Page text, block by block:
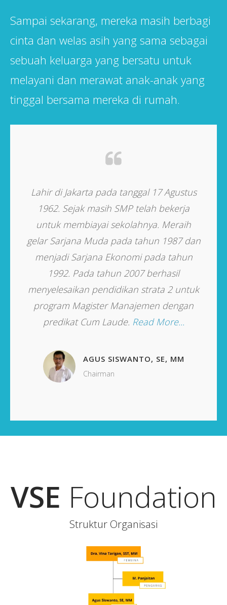
Sampai sekarang, mereka masih berbagi
cinta dan welas asih yang sama sebagai
sebuah keluarga yang bersatu untuk
melayani dan merawat anak-anak yang
tinggal bersama mereka di rumah.
Lahir di Jakarta pada tanggal 17 Agustus
1962. Sejak masih SMP telah bekerja
untuk membiayai sekolahnya. Meraih
gelar Sarjana Muda pada tahun 1987 dan
menjadi Sarjana Ekonomi pada tahun
1992. Pada tahun 2007 berhasil
menyelesaikan pendidikan strata 2 untuk
program Magister Manajemen dengan
predikat Cum Laude. Read More...
AGUS SISWANTO, SE, MM
Chairman
VSE Foundation
Struktur Organisasi